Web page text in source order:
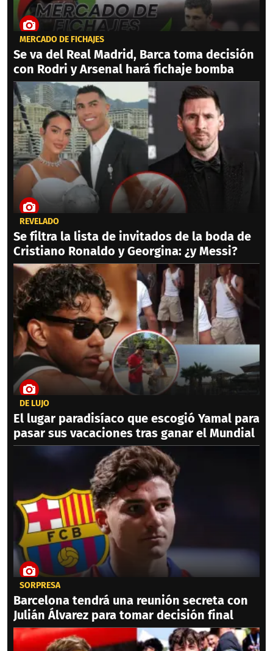
MERCADO DE FICHAJES
Se va del Real Madrid, Barca toma decisión
con Rodri y Arsenal hará fichaje bomba
REVELADO
Se filtra la lista de invitados de la boda de
Cristiano Ronaldo y Georgina: ¿y Messi?
DE LUJO
El lugar paradisíaco que escogió Yamal para
pasar sus vacaciones tras ganar el Mundial
SORPRESA
Barcelona tendrá una reunión secreta con
Julián Álvarez para tomar decisión final